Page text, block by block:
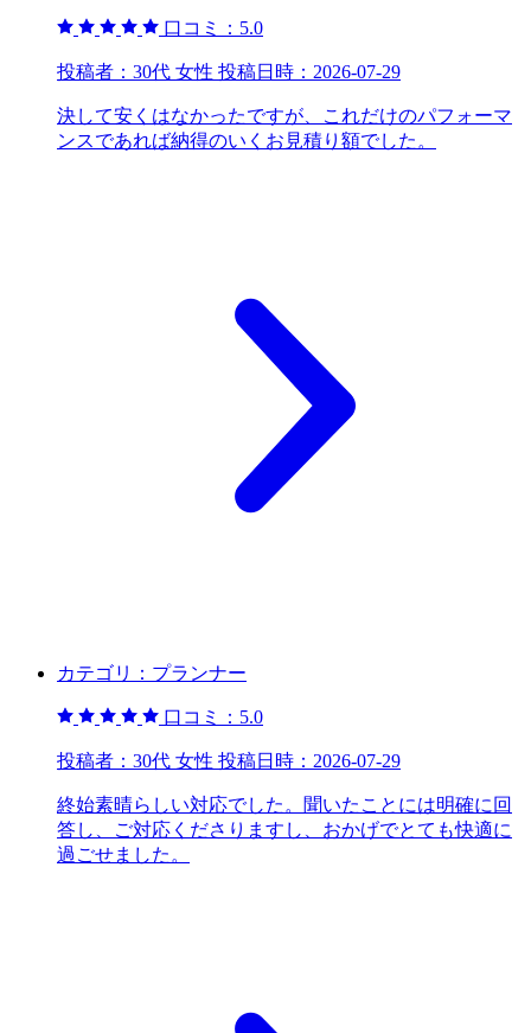
口コミ： 5.0
投稿者： 30代 女性 投稿日時： 2026-07-29
決して安くはなかったですが、これだけのパフォーマ
ンスであれば納得のいくお見積り額でした。
カテゴリ： プランナー
口コミ： 5.0
投稿者： 30代 女性 投稿日時： 2026-07-29
終始素晴らしい対応でした。聞いたことには明確に回
答し、ご対応くださりますし、おかげでとても快適に
過ごせました。